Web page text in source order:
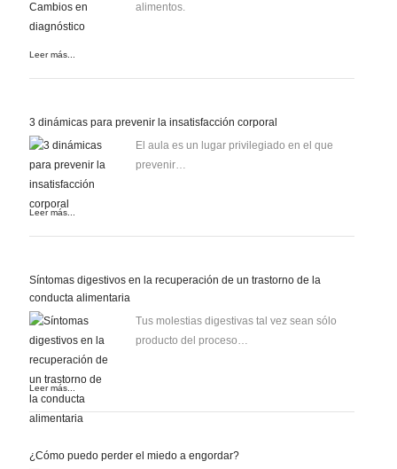
alimentos.
Leer más...
3 dinámicas para prevenir la insatisfacción corporal
El aula es un lugar privilegiado en el que
prevenir…
Leer más...
Síntomas digestivos en la recuperación de un trastorno de la
conducta alimentaria
Tus molestias digestivas tal vez sean sólo
producto del proceso…
Leer más...
¿Cómo puedo perder el miedo a engordar?